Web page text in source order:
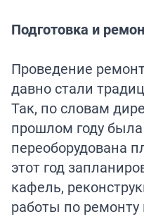
Подготовка и
Проведение
давно стали
Так, по словам
прошлом году
переоборудована
этот год
кафель,
работы по